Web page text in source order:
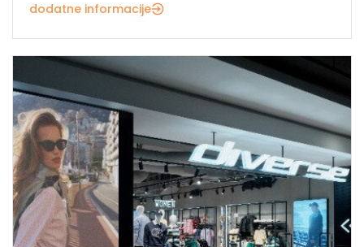
dodatne informacije